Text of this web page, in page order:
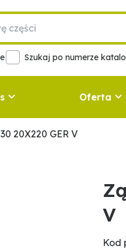
Szukaj po numerze
Oferta
20X220 GER V
V
Kod